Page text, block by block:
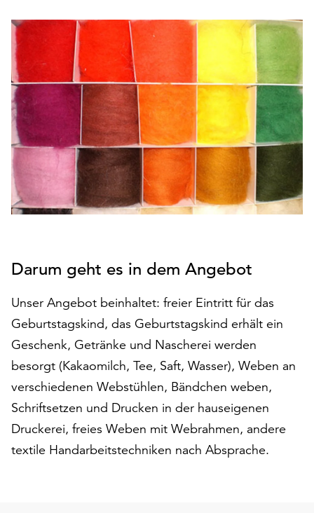
Betrieb
der
Seite
notwendig
sind
(funktionale
Cookies),
sowie
solche,
die
lediglich
zu
werden.
Klicken
Sie
auf
„Alle
akzeptieren“,
alle
Cookies
zu
akzeptieren.
Sie
Darum geht es in dem Angebot
Unser Angebot beinhaltet: freier Eintritt für das
Geburtstagskind, das Geburtstagskind erhält ein
Geschenk, Getränke und Nascherei werden
besorgt (Kakaomilch, Tee, Saft, Wasser), Weben an
verschiedenen Webstühlen, Bändchen weben,
Schriftsetzen und Drucken in der hauseigenen
Druckerei, freies Weben mit Webrahmen, andere
textile Handarbeitstechniken nach Absprache.